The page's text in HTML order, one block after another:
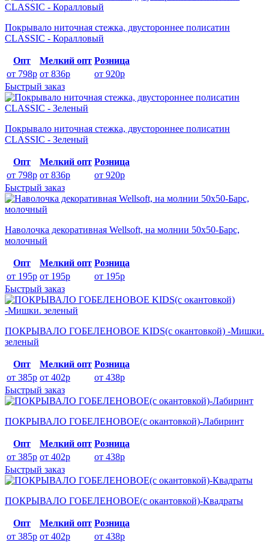
Покрывало ниточная стежка, двустороннее полисатин
CLASSIC - Коралловый
Опт Мелкий опт Розница
от 798р от 836р
от 920р
Быстрый заказ
Покрывало ниточная стежка, двустороннее полисатин
CLASSIC - Зеленый
Опт Мелкий опт Розница
от 798р от 836р
от 920р
Быстрый заказ
Наволочка декоративная Wellsoft, на молнии 50х50-Барс,
молочный
Опт Мелкий опт Розница
от 195р от 195р
от 195р
Быстрый заказ
ПОКРЫВАЛО ГОБЕЛЕНОВОЕ KIDS(с окантовкой) -Мишки.
зеленый
Опт Мелкий опт Розница
от 385р от 402р
от 438р
Быстрый заказ
ПОКРЫВАЛО ГОБЕЛЕНОВОЕ(с окантовкой)-Лабиринт
Опт Мелкий опт Розница
от 385р от 402р
от 438р
Быстрый заказ
ПОКРЫВАЛО ГОБЕЛЕНОВОЕ(с окантовкой)-Квадраты
Опт Мелкий опт Розница
от 385р от 402р
от 438р